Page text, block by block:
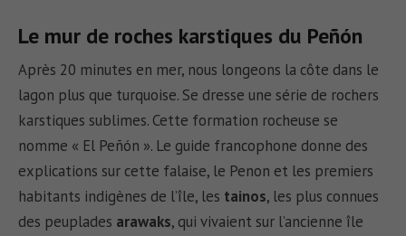
Le mur de roches karstiques du Peñón
Après 20 minutes en mer, nous longeons la côte dans le
lagon plus que turquoise. Se dresse une série de rochers
karstiques sublimes. Cette formation rocheuse se
nomme « El Peñón ». Le guide francophone donne des
explications sur cette falaise, le Penon et les premiers
habitants indigènes de l’île, les tainos, les plus connues
des peuplades arawaks, qui vivaient sur l’ancienne île